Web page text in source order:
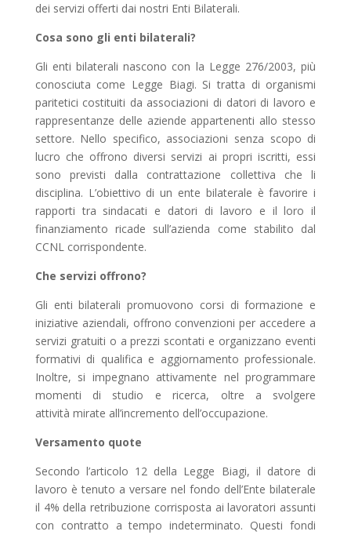
dei servizi offerti dai nostri Enti Bilaterali.
Cosa sono gli enti bilaterali?
Gli enti bilaterali nascono con la Legge 276/2003, più
conosciuta come Legge Biagi. Si tratta di organismi
paritetici costituiti da associazioni di datori di lavoro e
rappresentanze delle aziende appartenenti allo stesso
settore. Nello specifico, associazioni senza scopo di
lucro che offrono diversi servizi ai propri iscritti, essi
sono previsti dalla contrattazione collettiva che li
disciplina. L’obiettivo di un ente bilaterale è favorire i
rapporti tra sindacati e datori di lavoro e il loro il
finanziamento ricade sull’azienda come stabilito dal
CCNL corrispondente.
Che servizi offrono?
Gli enti bilaterali promuovono corsi di formazione e
iniziative aziendali, offrono convenzioni per accedere a
servizi gratuiti o a prezzi scontati e organizzano eventi
formativi di qualifica e aggiornamento professionale.
Inoltre, si impegnano attivamente nel programmare
momenti di studio e ricerca, oltre a svolgere
attività mirate all’incremento dell’occupazione.
Versamento quote
Secondo l’articolo 12 della Legge Biagi, il datore di
lavoro è tenuto a versare nel fondo dell’Ente bilaterale
il 4% della retribuzione corrisposta ai lavoratori assunti
con contratto a tempo indeterminato. Questi fondi